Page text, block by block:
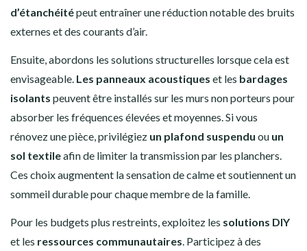
d’étanchéitépeut entraîner une réduction notable des bruits
externes et des courants d’air.
Ensuite, abordons les solutions structurelles lorsque cela est
envisageable. Les panneaux acoustiques et les bardages
isolants peuvent être installés sur les murs non porteurs pour
absorber les fréquences élevées et moyennes. Si vous
rénovez une pièce, privilégiez un plafond suspendu ou un
sol textileafin de limiter la transmission par les planchers.
Ces choix augmentent la sensation de calme et soutiennent un
sommeil durable pour chaque membre de la famille.
Pour les budgets plus restreints, exploitez les solutions DIY
et les ressources communautaires. Participez à des